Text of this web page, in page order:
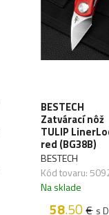
BESTECH
Zatvárací nôž
TULIP
red (BG38B)
BESTECH
Kód tovaru:
Na sklade
58.50€ s